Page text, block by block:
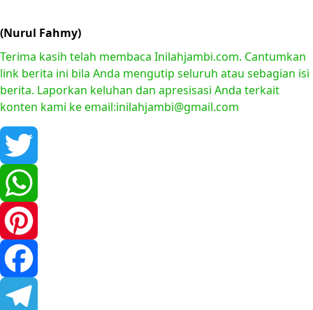
(Nurul Fahmy)
Terima kasih telah membaca Inilahjambi.com. Cantumkan
link berita ini bila Anda mengutip seluruh atau sebagian isi
berita. Laporkan keluhan dan apresisasi Anda terkait
konten kami ke email:inilahjambi@gmail.com
Twitter
WhatsApp
Pinterest
Facebook